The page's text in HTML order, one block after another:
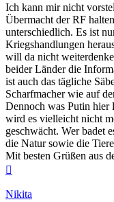
Ich kann mir nicht
Übermacht der RF
unterschiedlich. Es ist
Kriegshandlungen
will da nicht
beider Länder die
ist auch das tägliche
Scharfmacher wie auf
Dennoch was Putin hier
wird es vielleicht nicht
geschwächt. Wer badet
die Natur sowie die
Mit besten Grüßen aus
Nikita